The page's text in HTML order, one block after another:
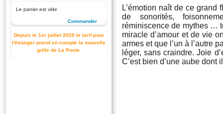
Le panier est vide
Commander
Depuis le 1er juillet 2025 le tarif pour
l'étranger prend en compte la nouvelle
grille de La Poste.
L’émotion naît de ce
de sonorités,
réminiscence de mythes …
miracle d’amour et de vie
armes et que l’un à l’autre
léger, sans craindre. Joie
C’est bien d’une aube dont